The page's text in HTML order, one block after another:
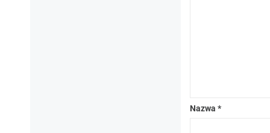
Nazwa *